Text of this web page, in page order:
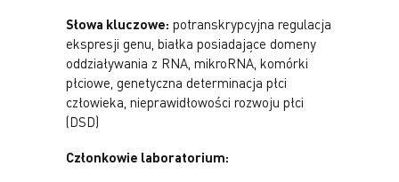
Słowa kluczowe: potranskrypcyjna regulacja
ekspresji genu, białka posiadające domeny
oddziaływania z RNA, mikroRNA, komórki
płciowe, genetyczna determinacja płci
człowieka, nieprawidłowości rozwoju płci
(DSD)
Członkowie laboratorium: